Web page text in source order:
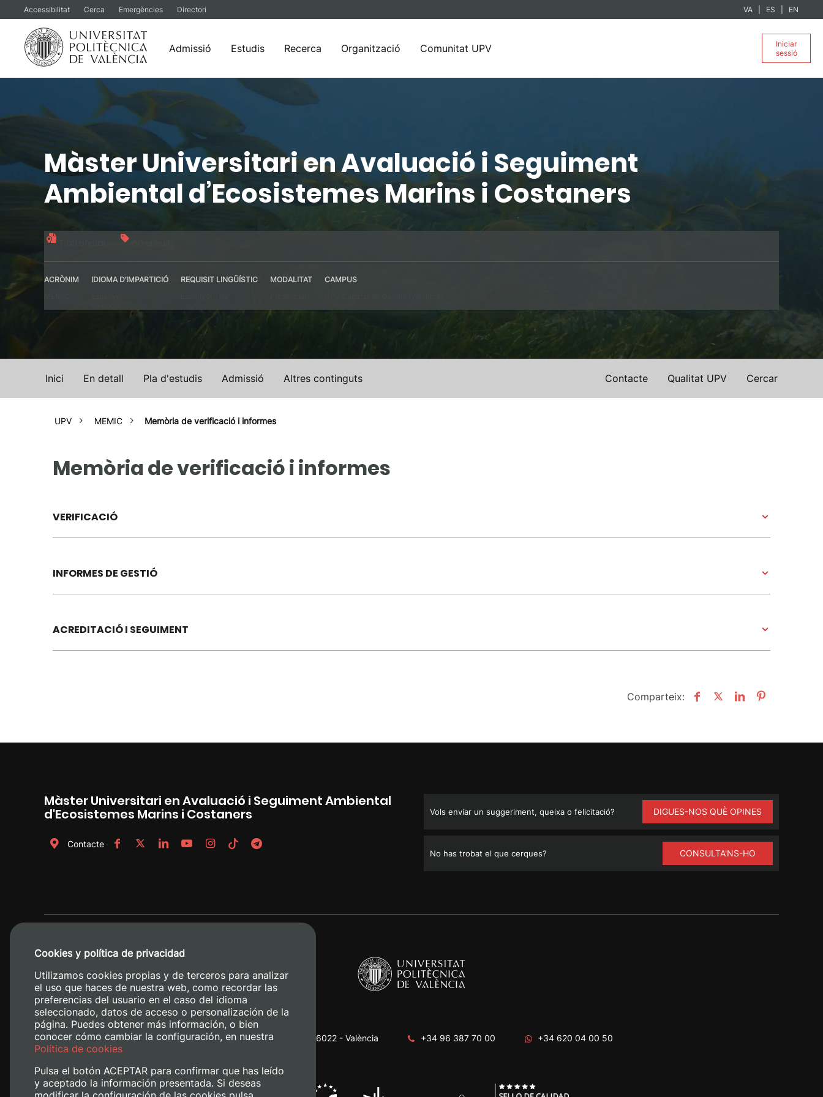
Accessibilitat Cerca Emergències Directori VA ES EN
Admissió Estudis Recerca Organització Comunitat UPV
Iniciar
sessió
contingut
Màster Universitari en Avaluació i Seguiment
Ambiental d’Ecosistemes Marins i Costaners
ACRÒNIM
IDIOMA D’IMPARTICIÓ
REQUISIT LINGÜÍSTIC
MODALITAT
CAMPUS
Inici En detall Pla d'estudis Admissió Altres continguts Cercar
Qualitat UPV
Contacte
UPV MEMIC Memòria de verificació i informes
Memòria de verificació i informes
VERIFICACIÓ
INFORMES DE GESTIÓ
ACREDITACIÓ I SEGUIMENT
Comparteix:
Màster Universitari en Avaluació i Seguiment Ambiental
d'Ecosistemes Marins i Costaners
Contacte
Vols enviar un suggeriment, queixa o felicitació? DIGUES-NOS QUÈ OPINES
No has trobat el que cerques? CONSULTA'NS-HO
Camino de Vera, s/n. 46022 - València +34 96 387 70 00 +34 620 04 00 50
Cookies y política de privacidad
Utilizamos cookies propias y de terceros para analizar
el uso que haces de nuestra web, como recordar las
preferencias del usuario en el caso del idioma
seleccionado, datos de acceso o personalización de la
página. Puedes obtener más información, o bien
conocer cómo cambiar la configuración, en nuestra
Política de cookies
Pulsa el botón ACEPTAR para confirmar que has leído
y aceptado la información presentada. Si deseas